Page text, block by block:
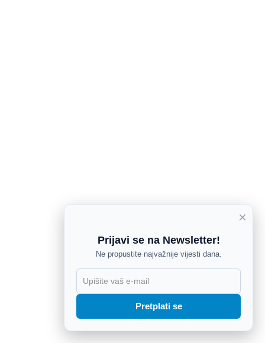
×
Prijavi se na Newsletter!
Ne propustite najvažnije vijesti dana.
Pretplati se